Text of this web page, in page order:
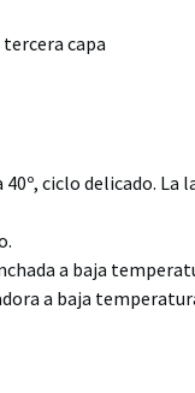
capa
40º, ciclo delicado.
a baja
a baja